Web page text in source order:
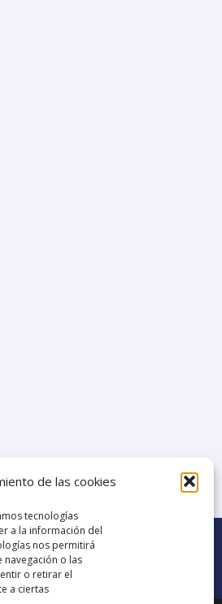
de las cookies
tecnologías
a la información del
nos permitirá
o las
o retirar el
a ciertas